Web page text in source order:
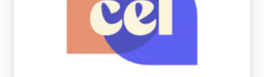
10 saatlik bir zaman farkı bulunur. İlk günlerde yaşanan
uyum süreci kısa sürede atlatılabilir ve ders ile günlük
yaşama rahatlıkla adapte olunabilir.
Program Başlangıç Tarihleri ve Eğitim Çeşitliliği